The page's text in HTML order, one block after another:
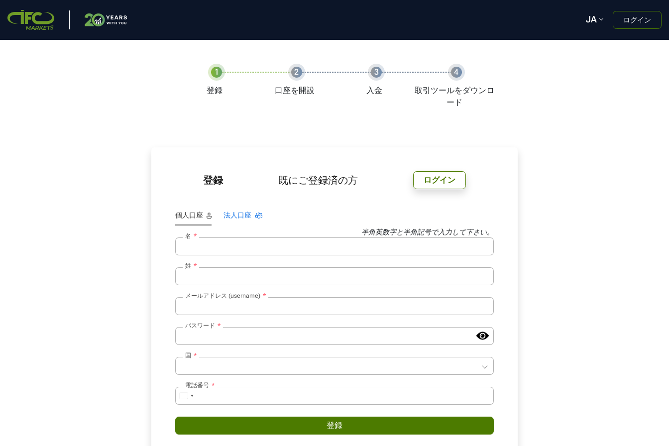
JA ログイン
1
登録
2
口座を開設
3
入金
4
取引ツールをダウンロ
ード
登録 既にご登録済の方 ログイン
個人口座 法人口座
半角英数字と半角記号で入力して下さい。
名
姓
メールアドレス (username)
パスワード
国
電話番号
登録